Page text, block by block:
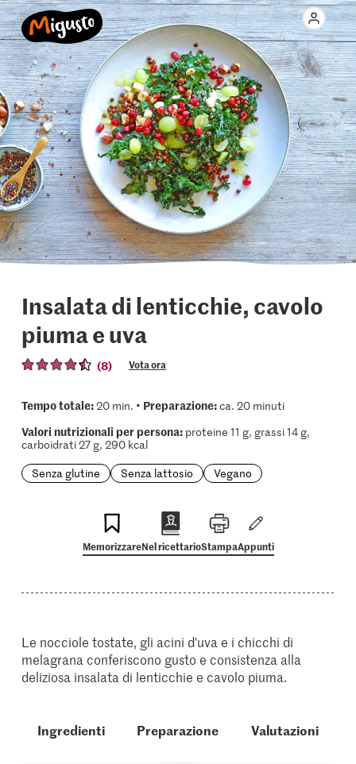
Insalata di lenticchie, cavolo
piuma e uva
(8) Vota ora
Tempo totale:20 min. • Preparazione:ca. 20 minuti
Valori nutrizionali per persona:proteine 11 g, grassi 14 g,
carboidrati 27 g, 290 kcal
Senza glutine
Senza lattosio Vegano
MemorizzareNel ricettarioStampaAppunti
Le nocciole tostate, gli acini d'uva e i chicchi di
melagrana conferiscono gusto e consistenza alla
deliziosa insalata di lenticchie e cavolo piuma.
Ingredienti Preparazione Valutazioni